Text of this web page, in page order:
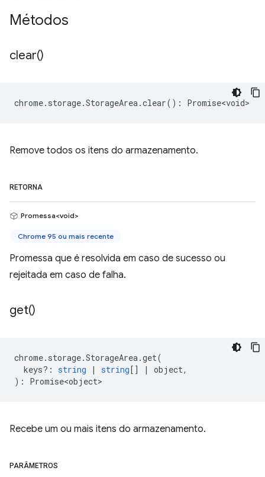
Métodos
clear()
chrome. storage.StorageArea.clear() : Promise<void>
Remove todos os itens do armazenamento.
RETORNA
Promessa<void>
Chrome 95 ou mais recente
Promessa que é resolvida em caso de sucesso ou
rejeitada em caso de falha.
get()
chrome. storage.StorageArea.get(
keys? : string | string[] | object,
) : Promise<object>
Recebe um ou mais itens do armazenamento.
PARÂMETROS